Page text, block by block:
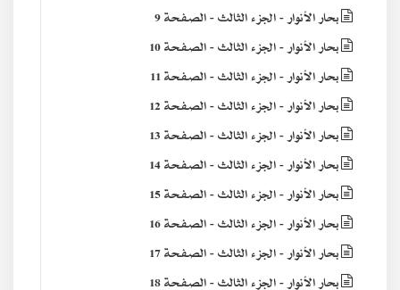
بحار الأنوار - الجزء الثالث - الصفحة 9
بحار الأنوار - الجزء الثالث - الصفحة 10
بحار الأنوار - الجزء الثالث - الصفحة 11
بحار الأنوار - الجزء الثالث - الصفحة 12
بحار الأنوار - الجزء الثالث - الصفحة 13
بحار الأنوار - الجزء الثالث - الصفحة 14
بحار الأنوار - الجزء الثالث - الصفحة 15
بحار الأنوار - الجزء الثالث - الصفحة 16
بحار الأنوار - الجزء الثالث - الصفحة 17
بحار الأنوار - الجزء الثالث - الصفحة 18